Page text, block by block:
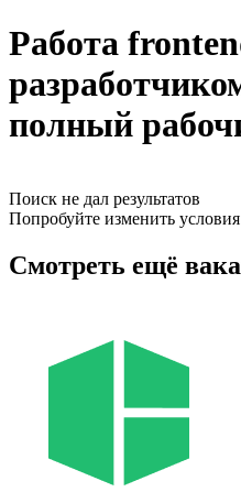
Работа
полный
Поиск не дал результатов
Попробуйте изменить
Смотреть ещё